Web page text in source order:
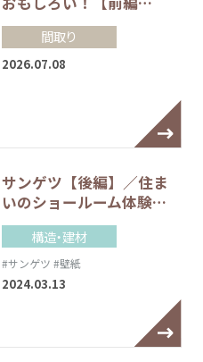
間取り
2026.07.08
サンゲツ【後編】／住ま
いのショールーム体験…
構造・建材
#サンゲツ #壁紙
2024.03.13